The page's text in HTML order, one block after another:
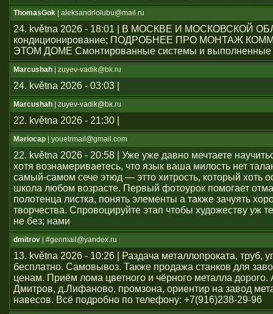
ThomasGok | aleksandrlolubu@mail.ru
24. května 2026 - 18:01 | В МОСКВЕ И МОСКОВСКОЙ
кондиционирование; ПОДРОБНЕЕ ПРО МОНТАЖ
ЭТОМ ДОМЕ Смонтированные системы и выполненные
Marcushah | zuyev-vadik@bk.ru
24. května 2026 - 03:03 |
Marcushah | zuyev-vadik@bk.ru
22. května 2026 - 21:30 |
Mariocap | youеtrmail@gmail.com
22. května 2026 - 20:58 | Уже уже давно мечтаете
хотя вознамериваетесь, что язык ваша милость нет
самый-самом сече этюд — этто хитрость, который хоть
школа любом возрасте. Первый фотоурок помогает
полотенца листка, понять элементы а также зачуять
творчества. Спровоцируйте этап чтобы художеству уж
не без; нами
dmitrov | #genmail@yandex.ru
13. května 2026 - 10:26 | Раздача металлопроката, труб,
бесплатно. Самовывоз. Также продажа станков для
ценам. Приём лома цветного и чёрного металла дорого.
Дмитров, д.Лифаново, промзона, ориентир на завод
навесов. Всё подробно по телефону: +7(916)238-29-96